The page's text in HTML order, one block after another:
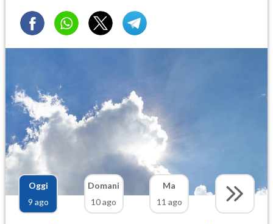
Oggi
9 ago
Domani
10 ago
Ma
11 ago